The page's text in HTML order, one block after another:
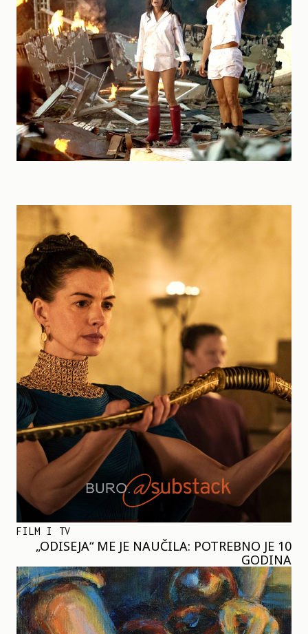
FILM I TV
„ODISEJA“ ME JE NAUČILA: POTREBNO JE 10
GODINA